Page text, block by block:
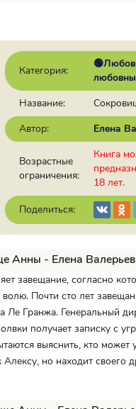
Категория:
Название:
Автор:
Елена
Возрастные
ограничения:
Книга
18 лет.
Поделиться:
Анны - Елена
завещание, согласно
Почти сто лет
Ле Гранжа. Генеральный
получает записку с
выяснить, кто
но находит своего